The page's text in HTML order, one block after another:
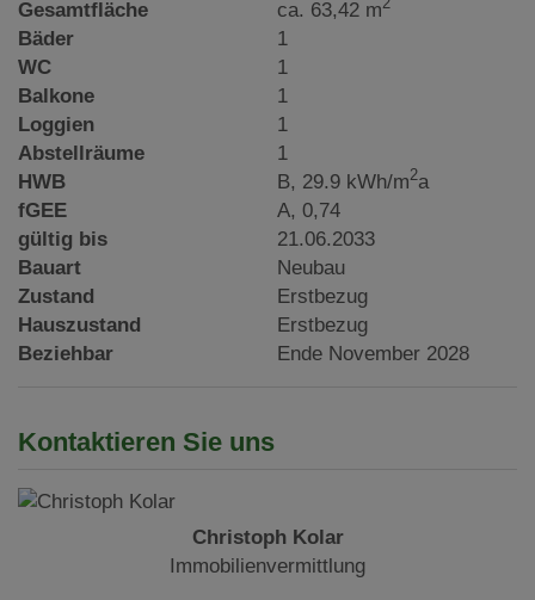
Gesamtfläche ca. 63,42 m
Bäder
1
WC
1
Balkone
1
Loggien
1
Abstellräume
1
HWB
B, 29.9 kWh/m2a
fGEE
A, 0,74
gültig bis
21.06.2033
Bauart
Neubau
Zustand
Erstbezug
Hauszustand
Erstbezug
Beziehbar
Ende November 2028
Kontaktieren Sie uns
Christoph Kolar
Immobilienvermittlung